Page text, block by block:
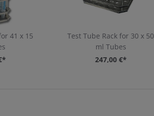
41 x 15
Test Tube Rack for 30 x 50
ml Tubes
247,00 €*